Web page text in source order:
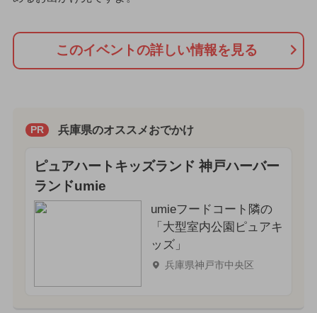
このイベントの詳しい情報を見る
PR 兵庫県のオススメおでかけ
ピュアハートキッズランド 神戸ハーバー
ランドumie
umieフードコート隣の
「大型室内公園ピュアキ
ッズ」
兵庫県神戸市中央区